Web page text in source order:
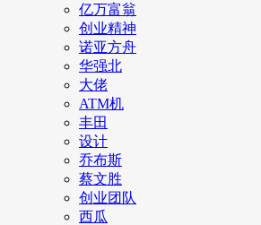
亿万富翁
创业精神
诺亚方舟
华强北
大佬
ATM机
丰田
设计
乔布斯
蔡文胜
创业团队
西瓜